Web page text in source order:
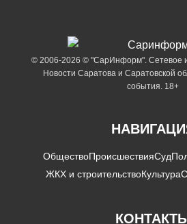
© 2006-2026 © "СарИнформ". Сетевое
Новости Саратова и Саратовской
события. 18+
ОбществоПроисшествияСуд
ЖКХ и строительствоКультура